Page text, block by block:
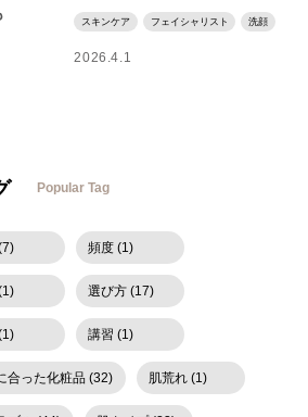
スキンケア フェイシャリスト 洗顔
2026.4.1
Popular Tag
頻度 (1)
選び方 (17)
講習 (1)
合った化粧品 (32) 肌荒れ (1)